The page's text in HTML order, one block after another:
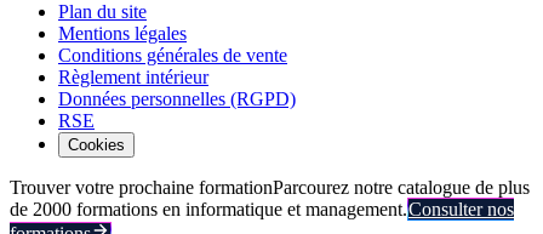
Plan du site
Mentions légales
Conditions générales de vente
Règlement intérieur
Données personnelles (RGPD)
RSE
Cookies
Trouver votre prochaine formationParcourez notre catalogue de plus
de 2000 formations en informatique et management.Consulter nos